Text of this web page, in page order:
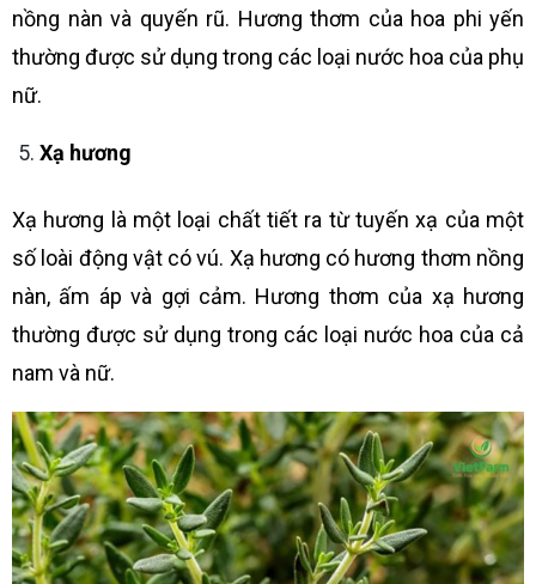
nồng nàn và quyến rũ. Hương thơm của hoa phi yến
thường được sử dụng trong các loại nước hoa của phụ
nữ.
Xạ hương
Xạ hương là một loại chất tiết ra từ tuyến xạ của một
số loài động vật có vú. Xạ hương có hương thơm nồng
nàn, ấm áp và gợi cảm. Hương thơm của xạ hương
thường được sử dụng trong các loại nước hoa của cả
nam và nữ.